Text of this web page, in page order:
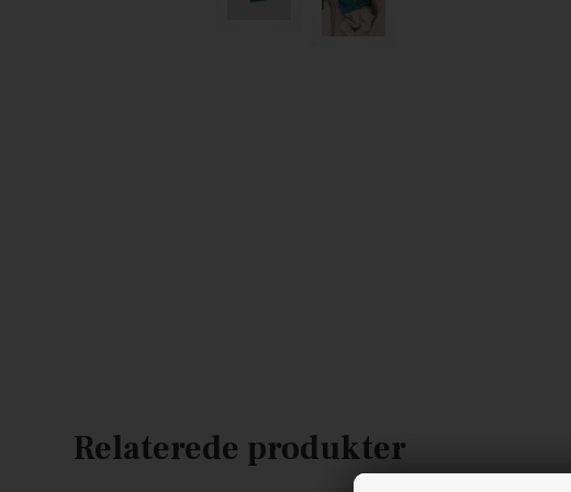
Relaterede produkter